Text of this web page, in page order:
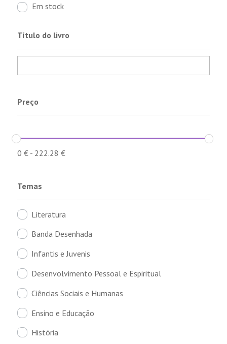
Em stock
Título do livro
Preço
0 €- 222.28 €
Temas
Literatura
Banda Desenhada
Infantis e Juvenis
Desenvolvimento Pessoal e Espiritual
Ciências Sociais e Humanas
Ensino e Educação
História